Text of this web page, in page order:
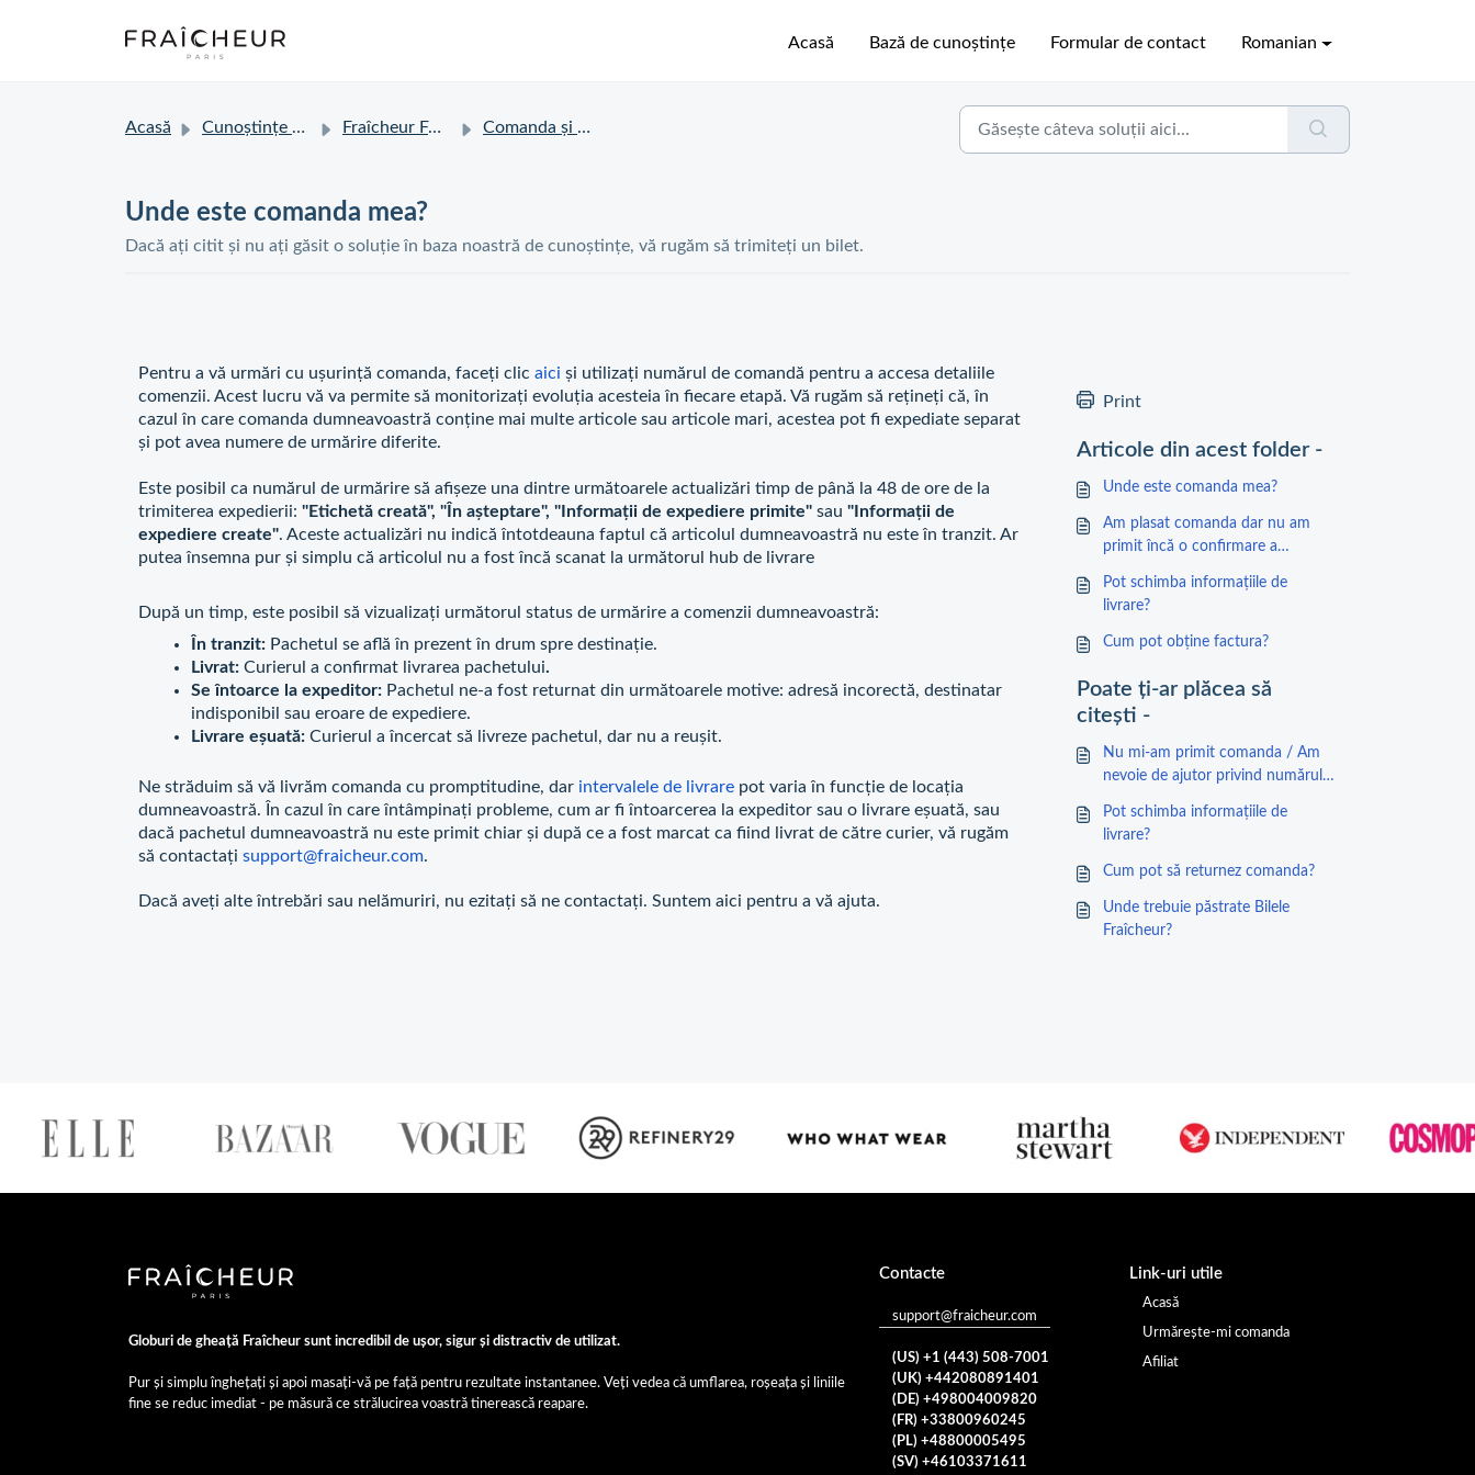
Acasă Bază de cunoștințe Formular de contact Romanian
Acasă Cunoștințe de bază Fraîcheur FAQ Comanda și statusul de livrare
Unde este comanda mea?
Dacă ați citit și nu ați găsit o soluție în baza noastră de cunoștințe, vă rugăm să trimiteți un bilet.
Pentru a vă urmări cu ușurință comanda, faceți clic aici și utilizați numărul de comandă pentru a accesa detaliile
comenzii. Acest lucru vă va permite să monitorizați evoluția acesteia în fiecare etapă. Vă rugăm să rețineți că, în
cazul în care comanda dumneavoastră conține mai multe articole sau articole mari, acestea pot fi expediate separat
și pot avea numere de urmărire diferite.
Este posibil ca numărul de urmărire să afișeze una dintre următoarele actualizări timp de până la 48 de ore de la
trimiterea expedierii: "Etichetă creată", "În așteptare", "Informații de expediere primite" sau "Informații de
expediere create". Aceste actualizări nu indică întotdeauna faptul că articolul dumneavoastră nu este în tranzit. Ar
putea însemna pur și simplu că articolul nu a fost încă scanat la următorul hub de livrare
După un timp, este posibil să vizualizați următorul status de urmărire a comenzii dumneavoastră:
În tranzit: Pachetul se află în prezent în drum spre destinație.
Livrat: Curierul a confirmat livrarea pachetului.
Se întoarce la expeditor: Pachetul ne-a fost returnat din următoarele motive: adresă incorectă, destinatar
indisponibil sau eroare de expediere.
Livrare eșuată: Curierul a încercat să livreze pachetul, dar nu a reușit.
Ne străduim să vă livrăm comanda cu promptitudine, dar intervalele de livrare pot varia în funcție de locația
dumneavoastră. În cazul în care întâmpinați probleme, cum ar fi întoarcerea la expeditor sau o livrare eșuată, sau
dacă pachetul dumneavoastră nu este primit chiar și după ce a fost marcat ca fiind livrat de către curier, vă rugăm
să contactați support@fraicheur.com.
Dacă aveți alte întrebări sau nelămuriri, nu ezitați să ne contactați. Suntem aici pentru a vă ajuta.
Print
Articole din acest folder -
Unde este comanda mea?
Am plasat comanda dar nu am
primit încă o confirmare a
Pot schimba informațiile de
livrare?
Cum pot obține factura?
Poate ți-ar plăcea să
citești -
Nu mi-am primit comanda / Am
nevoie de ajutor privind numărul
Pot schimba informațiile de
livrare?
Cum pot să returnez comanda?
Unde trebuie păstrate Bilele
Fraîcheur?
Globuri de gheață Fraîcheur sunt incredibil de ușor, sigur și distractiv de utilizat.
Pur și simplu înghețați și apoi masați-vă pe față pentru rezultate instantanee. Veți vedea că umflarea, roșeața și liniile
fine se reduc imediat - pe măsură ce strălucirea voastră tinerească reapare.
Contacte
support@fraicheur.com
(US) +1 (443) 508-7001
(UK) +442080891401
(DE) +498004009820
(FR) +33800960245
(PL) +48800005495
(SV) +46103371611
Link-uri utile
Acasă
Urmărește-mi comanda
Afiliat